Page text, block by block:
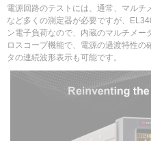
電源回路のテストには、通常、マル
など多くの測定器が必要ですが、
ン電子負荷なので、内蔵のマルチメ
ロスコープ機能で、電源の過渡特性
タの連続波形表示も可能です。